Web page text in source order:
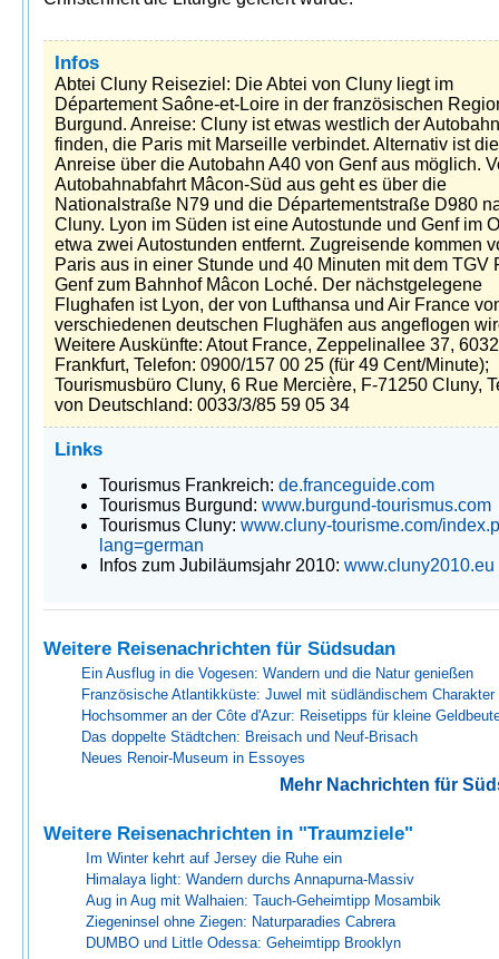
Infos
Abtei Cluny Reiseziel: Die Abtei von Cluny liegt im
Département Saône-et-Loire in der französischen
Burgund. Anreise: Cluny ist etwas westlich der
finden, die Paris mit Marseille verbindet. Alternativ ist die
Anreise über die Autobahn A40 von Genf aus möglich.
Autobahnabfahrt Mâcon-Süd aus geht es über die
Nationalstraße N79 und die Départementstraße D980
Cluny. Lyon im Süden ist eine Autostunde und Genf im
etwa zwei Autostunden entfernt. Zugreisende kommen
Paris aus in einer Stunde und 40 Minuten mit dem TGV
Genf zum Bahnhof Mâcon Loché. Der nächstgelegene
Flughafen ist Lyon, der von Lufthansa und Air France
verschiedenen deutschen Flughäfen aus angeflogen
Weitere Auskünfte: Atout France, Zeppelinallee 37,
Frankfurt, Telefon: 0900/157 00 25 (für 49 Cent/Minute);
Tourismusbüro Cluny, 6 Rue Mercière, F-71250 Cluny,
von Deutschland: 0033/3/85 59 05 34
Links
Tourismus Frankreich: de.franceguide.com
Tourismus Burgund: www.burgund-tourismus.com
Tourismus Cluny: www.cluny-tourisme.com/
lang=german
Infos zum Jubiläumsjahr 2010: www.cluny2010.eu
Weitere Reisenachrichten für Südsudan
Ein Ausflug in die Vogesen: Wandern und die Natur genießen
Französische Atlantikküste: Juwel mit südländischem Charakter
Hochsommer an der Côte d'Azur: Reisetipps für kleine
Das doppelte Städtchen: Breisach und Neuf-Brisach
Neues Renoir-Museum in Essoyes
Mehr Nachrichten für
Weitere Reisenachrichten in "Traumziele"
Im Winter kehrt auf Jersey die Ruhe ein
Himalaya light: Wandern durchs Annapurna-Massiv
Aug in Aug mit Walhaien: Tauch-Geheimtipp Mosambik
Ziegeninsel ohne Ziegen: Naturparadies Cabrera
DUMBO und Little Odessa: Geheimtipp Brooklyn